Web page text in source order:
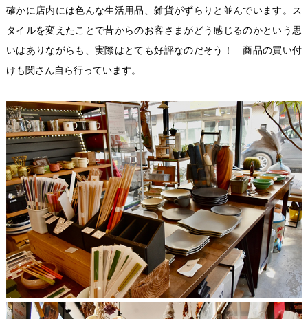
確かに店内には色んな生活用品、雑貨がずらりと並んでいます。ス
タイルを変えたことで昔からのお客さまがどう感じるのかという思
いはありながらも、実際はとても好評なのだそう！ 商品の買い付
けも関さん自ら行っています。